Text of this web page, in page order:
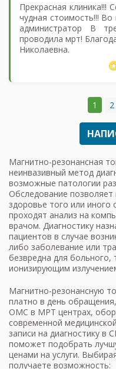
Прекрасная клиника!!!
чудная стоимость!!!
администратор В
проводила мрт!
Николаевна.
1 2
Магнитно-резонансная
неинвазивный метод
возможные патологии
Обследование
здоровье того или иного
проходят анализ на
врачом. Диагностику
пациентов в случае
либо заболевание или
безвредна для больного,
ионизирующим
Магнитно-резонансную
платно в день
ОМС в МРТ центрах,
современной
записи на диагностику в
поможет подобрать
ценами на услуги.
получаете возможность: